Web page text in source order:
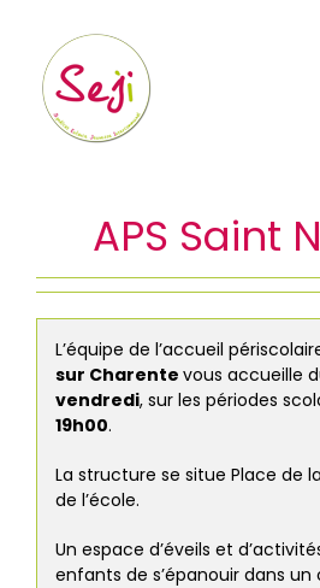
contenu
APS Saint
L’équipe de l’accueil
sur Charente vous accueille
vendredi, sur les périodes
19h00.
La structure se situe Place de
de l’école.
Un espace d’éveils et
enfants de s’épanouir dans un